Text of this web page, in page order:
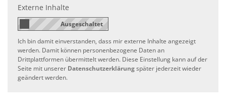
Externe Inhalte
Ich bin damit einverstanden, dass mir externe Inhalte angezeigt
werden. Damit können personenbezogene Daten an
Drittplattformen übermittelt werden. Diese Einstellung kann auf der
Seite mit unserer Datenschutzerklärungspäter jederzeit wieder
geändert werden.